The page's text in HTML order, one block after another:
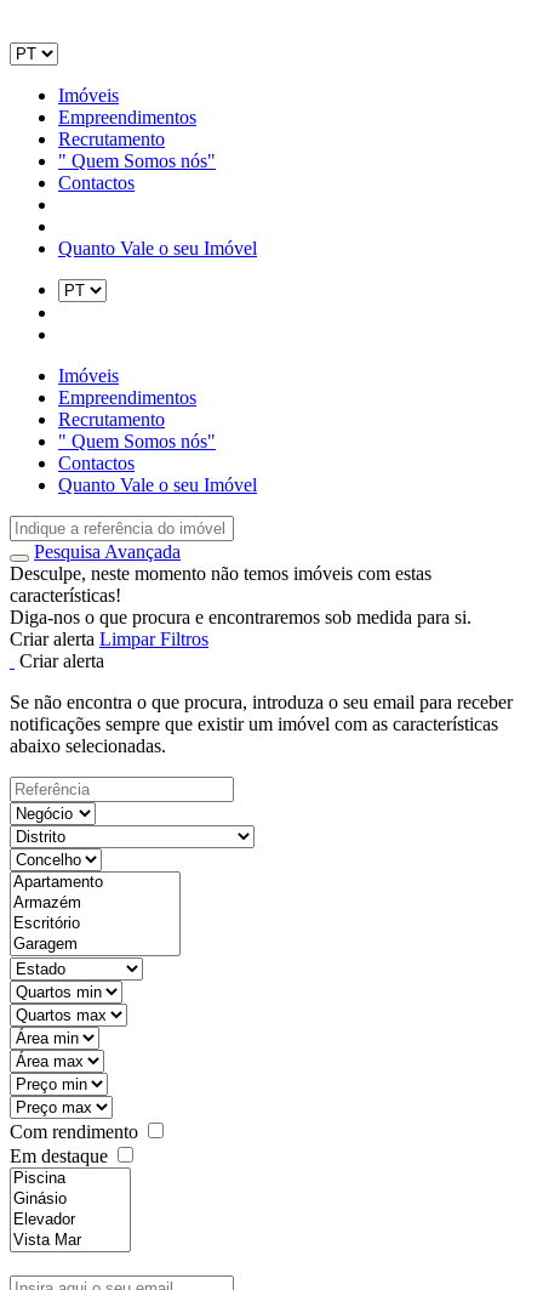
Imóveis
Empreendimentos
Recrutamento
" Quem Somos nós"
Contactos
Quanto Vale o seu Imóvel
Imóveis
Empreendimentos
Recrutamento
" Quem Somos nós"
Contactos
Quanto Vale o seu Imóvel
Pesquisa Avançada
Desculpe, neste momento não temos imóveis com estas
características!
Diga-nos o que procura e encontraremos sob medida para si.
Criar alerta Limpar Filtros
Criar alerta
Se não encontra o que procura, introduza o seu email para receber
notificações sempre que existir um imóvel com as características
abaixo selecionadas.
Com rendimento
Em destaque